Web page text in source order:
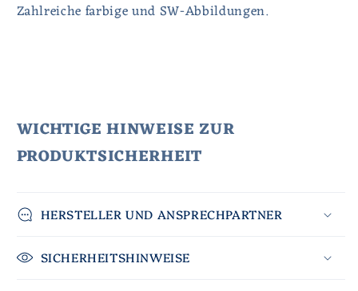
Zahlreiche farbige und SW-Abbildungen.
WICHTIGE HINWEISE ZUR
PRODUKTSICHERHEIT
HERSTELLER UND ANSPRECHPARTNER
SICHERHEITSHINWEISE